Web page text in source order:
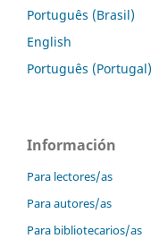
Português (Brasil)
English
Português (Portugal)
Información
Para lectores/as
Para autores/as
Para bibliotecarios/as